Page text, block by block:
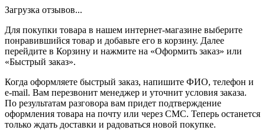
Загрузка отзывов...
Для покупки товара в нашем интернет-магазине выберите
понравившийся товар и добавьте его в корзину. Далее
перейдите в Корзину и нажмите на «Оформить заказ» или
«Быстрый заказ».
Когда оформляете быстрый заказ, напишите ФИО, телефон и
e-mail. Вам перезвонит менеджер и уточнит условия заказа.
По результатам разговора вам придет подтверждение
оформления товара на почту или через СМС. Теперь останется
только ждать доставки и радоваться новой покупке.